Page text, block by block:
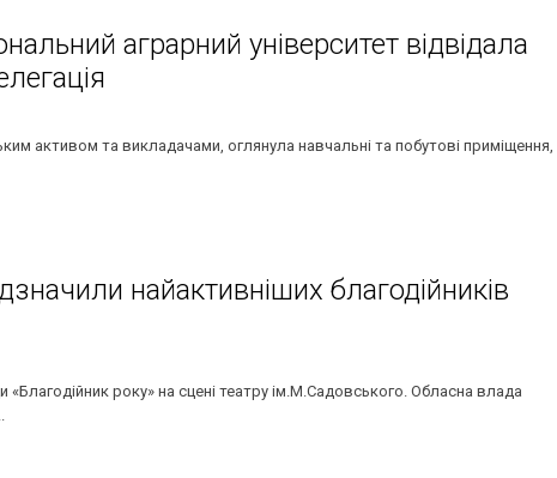
аграрний університет відвідала
активом та викладачами, оглянула навчальні та побутові приміщення,
найактивніших благодійників
року» на сцені театру ім.М.Садовського. Обласна влада